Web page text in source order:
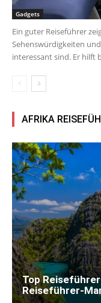
Gadgets
Ein guter Reiseführer
Sehenswürdigkeiten
interessant sind. Er hilft
AFRIKA
Top
Reiseführer-